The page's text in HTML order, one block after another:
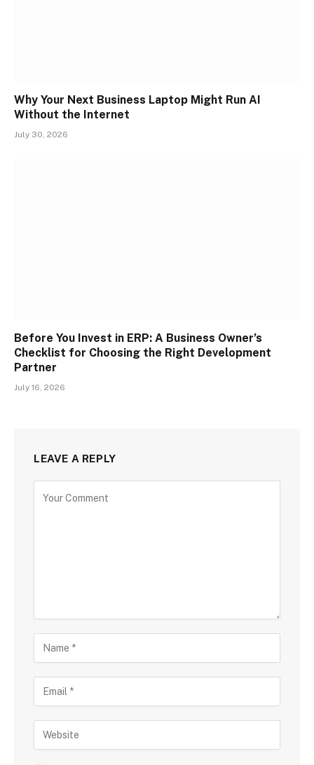
Why Your Next Business Laptop Might Run AI
Without the Internet
July 30, 2026
Before You Invest in ERP: A Business Owner’s
Checklist for Choosing the Right Development
Partner
July 16, 2026
LEAVE A REPLY